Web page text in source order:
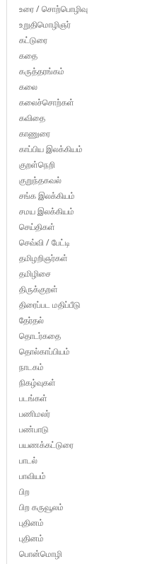
உரை / சொற்பொழிவு
உறுதிமொழிஞர்
கட்டுரை
கதை
கருத்தரங்கம்
கலை
கலைச்சொற்கள்
கவிதை
காணுரை
காப்பிய இலக்கியம்
குறள்நெறி
குறுந்தகவல்
சங்க இலக்கியம்
சமய இலக்கியம்
செய்திகள்
செவ்வி / பேட்டி
தமிழறிஞர்கள்
தமிழிசை
திருக்குறள்
திரைப்பட மதிப்பீடு
தேர்தல்
தொடர்கதை
தொல்காப்பியம்
நாடகம்
நிகழ்வுகள்
படங்கள்
பணிமலர்
பண்பாடு
பயணக்கட்டுரை
பாடல்
பாவியம்
பிற
பிற கருவூலம்
புதினம்
புதினம்
பொன்மொழி